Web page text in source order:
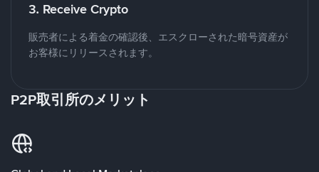
3. Receive Crypto
販売者による着金の確認後、エスクローされた暗号資産が
お客様にリリースされます。
P2P取引所のメリット